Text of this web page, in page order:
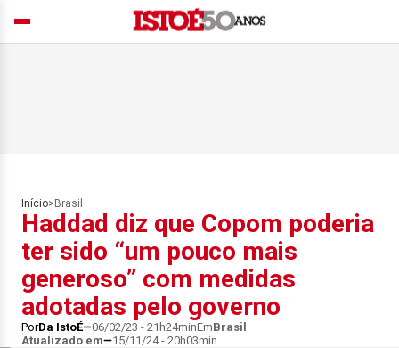
Início> Brasil
Haddad diz que Copom poderia
ter sido “um pouco mais
generoso” com medidas
adotadas pelo governo
PorDa IstoÉ 06/02/23 - 21h24minEmBrasil
Atualizado em
15/11/24 - 20h03min